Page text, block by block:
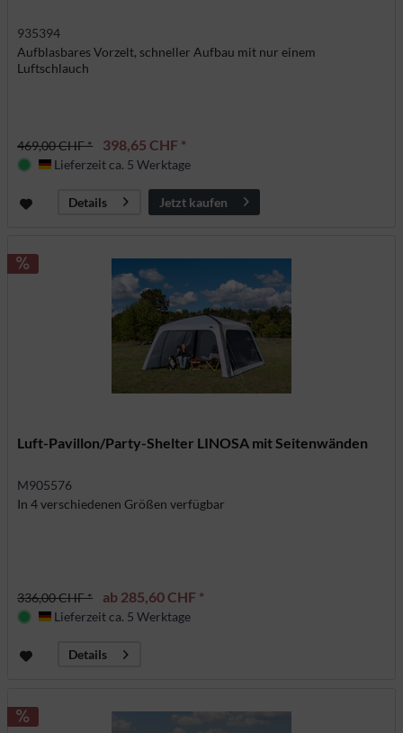
935394
Aufblasbares Vorzelt, schneller Aufbau mit nur einem
Luftschlauch
469,00 CHF * 398,65 CHF *
Deutschland
Lieferzeit ca. 5 Werktage
Details Jetzt kaufen
Luft-Pavillon/Party-Shelter LINOSA mit Seitenwänden
M905576
In 4 verschiedenen Größen verfügbar
336,00 CHF * ab 285,60 CHF *
Deutschland
Lieferzeit ca. 5 Werktage
Details